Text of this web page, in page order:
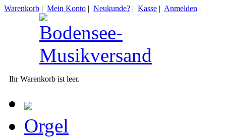
Warenkorb | Mein Konto | Neukunde? | Kasse | Anmelden |
Ihr Warenkorb ist leer.
Orgel